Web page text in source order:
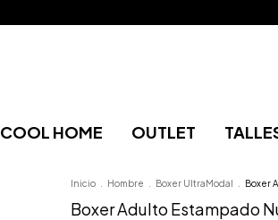
COOL HOME OUTLET
Inicio Hombre Boxer UltraModal Boxer
Boxer Adulto Estampado